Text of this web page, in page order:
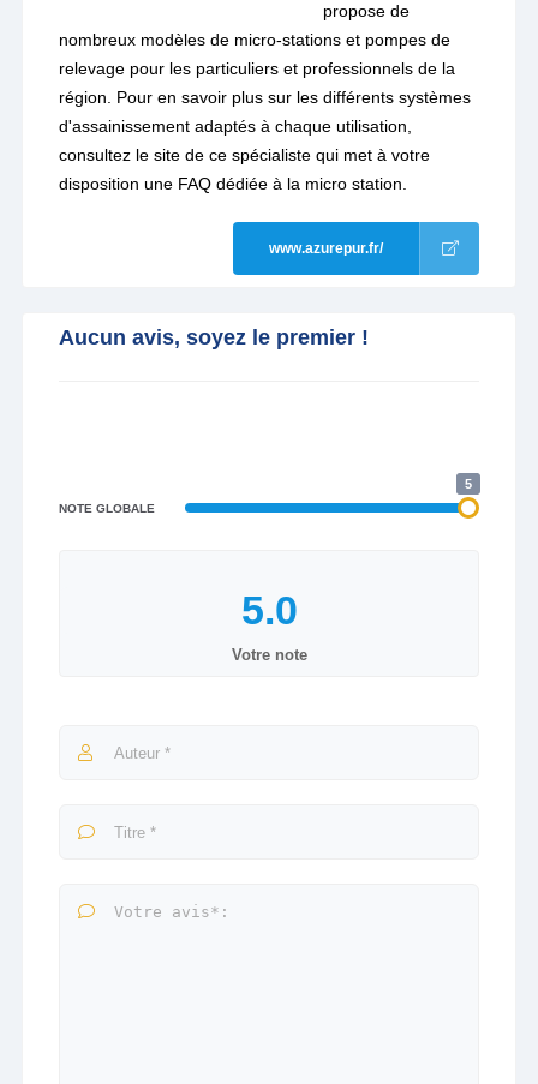
propose de
nombreux modèles de micro-stations et pompes de
relevage pour les particuliers et professionnels de la
région. Pour en savoir plus sur les différents systèmes
d'assainissement adaptés à chaque utilisation,
consultez le site de ce spécialiste qui met à votre
disposition une FAQ dédiée à la micro station.
www.azurepur.fr/
Aucun avis, soyez le premier !
NOTE GLOBALE
5
Votre note